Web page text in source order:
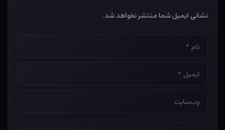
نشانی ایمیل شما منتشر نخواهد شد.
نام
*
ایمیل
*
وب‌سایت
*